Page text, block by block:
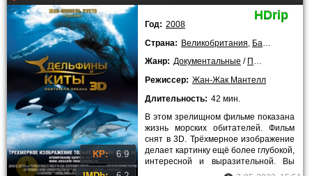
KP: 6.9
HDrip
Год: 2008
Страна: Великобритания Багамы
Жанр: Документальные / Приключения
Режиссер: Жан-Жак Мантелл
Длительность: 42 мин.
В этом зрелищном фильме показана
жизнь морских обитателей. Фильм
снят в 3D. Трёхмерное изображение
делает картинку ещё более глубокой,
интересной и выразительной. Вы